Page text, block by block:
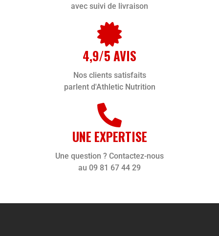
avec suivi de livraison
4,9/5 AVIS
Nos clients satisfaits
parlent d'Athletic Nutrition
UNE EXPERTISE
Une question ? Contactez-nous
au 09 81 67 44 29